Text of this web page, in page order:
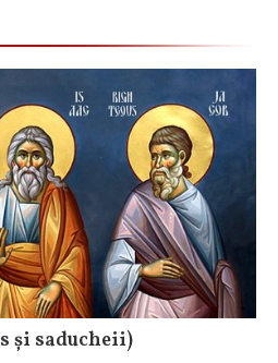
și saducheii)